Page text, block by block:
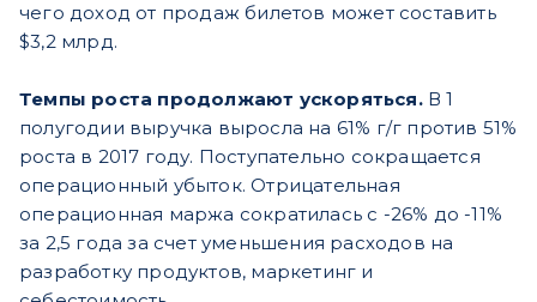
чего доход от продаж билетов может составить
$3,2 млрд.
Темпы роста продолжают ускоряться.В 1
полугодии выручка выросла на 61% г/г против 51%
роста в 2017 году. Поступательно сокращается
операционный убыток. Отрицательная
операционная маржа сократилась с -26% до -11%
за 2,5 года за счет уменьшения расходов на
разработку продуктов, маркетинг и